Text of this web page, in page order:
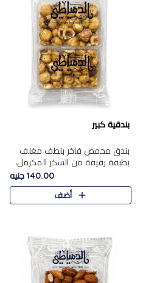
بندقية كبير
بندق محمص فاخر بلطف مغلف
بطبقة رقيقة من السكر المكرمل،
يجمع بين النكهة الغنية ناتي
والقرمشة الراقية المرضية في
حلوى شرقية أنيقه بطابع مميز.
140.00 جنيه
أضف